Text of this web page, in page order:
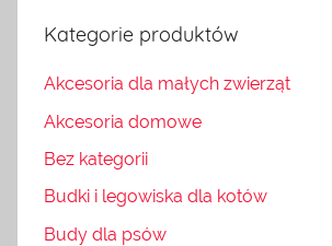
Kategorie produktów
Akcesoria dla małych zwierząt
Akcesoria domowe
Bez kategorii
Budki i legowiska dla kotów
Budy dla psów